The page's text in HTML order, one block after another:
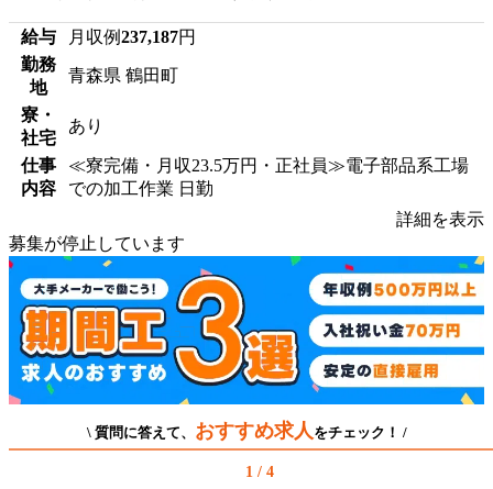
給与 月収例237,187円
勤務
地
青森県 鶴田町
寮・
社宅
あり
仕事
内容
≪寮完備・月収23.5万円・正社員≫電子部品系工場
での加工作業 日勤
詳細を表示
募集が停止しています
\ 質問に答えて、 おすすめ求人 をチェック！ /
1 / 4